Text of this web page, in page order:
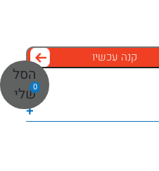
0
הסל
שלי
קנה עכשיו
+